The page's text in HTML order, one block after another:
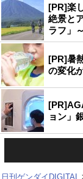
[PR]楽
絶景と
ラフ」
[PR]暑
の変化
ョン」
日刊ゲンダイDIGITAL